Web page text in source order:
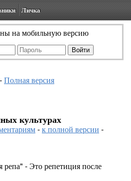
Личка
на мобильную версию
-Полная версия
культурах
-к полной версии -
- Это репетиция после